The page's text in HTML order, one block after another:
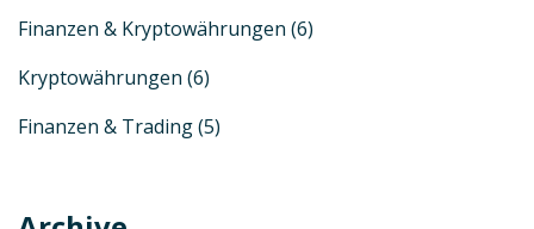
Finanzen & Kryptowährungen (6)
Kryptowährungen (6)
Finanzen & Trading(5)